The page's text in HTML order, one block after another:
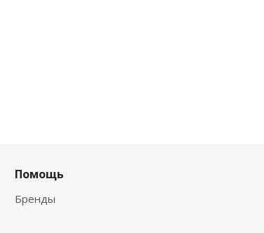
Помощь
Бренды